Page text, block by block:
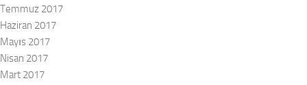
Temmuz 2017
Haziran 2017
Mayıs 2017
Nisan 2017
Mart 2017